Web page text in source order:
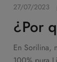
27/07/2023
¿Por
En Sorilina,